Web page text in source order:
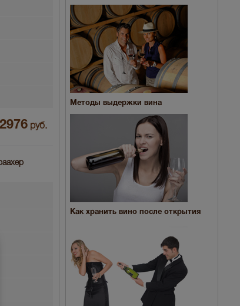
2976 руб.
Методы выдержки вина
Как хранить вино после открытия